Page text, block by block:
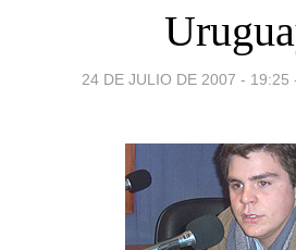
24 DE JULIO DE 2007 - 19:25